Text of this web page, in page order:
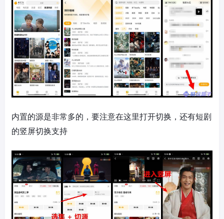
内置的源是非常多的，要注意在这里打开切换，还有短剧
的竖屏切换支持